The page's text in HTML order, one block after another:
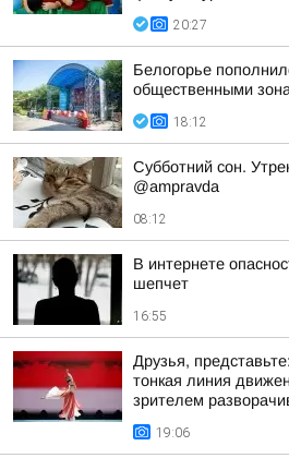
20:27
Белогорье
общественными
18:12
Субботний сон.
@ampravda
08:12
В интернете
шепчет
16:55
Друзья,
тонкая линия
зрителем
19:06